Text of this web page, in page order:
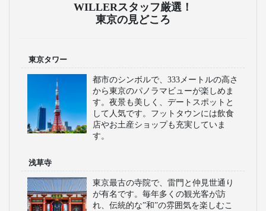
WILLERスタッフ厳選！
東京の見どころ
東京タワー
都市のシンボルで、333メートルの高さ
から東京のパノラマビューが楽しめま
す。夜景も美しく、デートスポットと
して人気です。フットタウンには飲食
店やお土産ショップも充実していま
す。
浅草寺
東京最古の寺院で、雷門と仲見世通り
が有名です。毎年多くの観光客が訪
れ、伝統的な”和”の雰囲気を楽しむこ